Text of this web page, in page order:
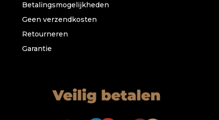
Betalingsmogelijkheden
Geen verzendkosten
Retourneren
Garantie